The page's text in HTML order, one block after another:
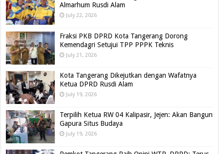
Almarhum Rusdi Alam
July 22, 2026
Fraksi PKB DPRD Kota Tangerang Dorong
Kemendagri Setujui TPP PPPK Teknis
July 21, 2026
Kota Tangerang Dikejutkan dengan Wafatnya
Ketua DPRD Rusdi Alam
July 19, 2026
Terpilih Ketua RW 04 Kalipasir, Jejen: Akan Bangun
Gapura Situs Budaya
July 19, 2026